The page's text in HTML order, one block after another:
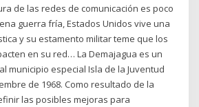
de las redes de comunicación es poco
guerra fría, Estados Unidos vive una
y su estamento militar teme que los
en su red… La Demajagua es un
municipio especial Isla de la Juventud
de 1968. Como resultado de la
las posibles mejoras para